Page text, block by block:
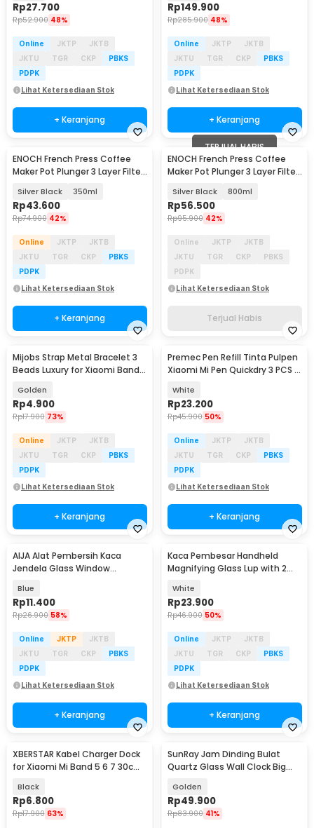
Rp27.700
Rp52.900 48%
Online JKTP
JKTB
JKTU
TGR CKP
PBKS
PDPK
Lihat Ketersediaan Stok
+ Keranjang
Rp149.900
Rp285.900 48%
Online JKTP
JKTB
JKTU
TGR CKP
PBKS
PDPK
Lihat Ketersediaan Stok
+ Keranjang
ENOCH French Press Coffee
Maker Pot Plunger 3 Layer Filter
Silver Black 350ml
Rp43.600
Rp74.900 42%
Online JKTP
JKTB
JKTU
TGR CKP
PBKS
PDPK
Lihat Ketersediaan Stok
+ Keranjang
TERJUAL HABIS
ENOCH French Press Coffee
Maker Pot Plunger 3 Layer Filter
Silver Black 800ml
Rp56.500
Rp95.900 42%
Online JKTP
JKTB
JKTU
TGR CKP
PBKS
PDPK
Lihat Ketersediaan Stok
Terjual Habis
Mijobs Strap Metal Bracelet 3
Beads Luxury for Xiaomi Band 8
Golden
Rp4.900
Rp17.900 73%
Online JKTP
JKTB
JKTU
TGR CKP
PBKS
PDPK
Lihat Ketersediaan Stok
+ Keranjang
Premec Pen Refill Tinta Pulpen
Xiaomi Mi Pen Quickdry 3 PCS -
White
Rp23.200
Rp45.900 50%
Online JKTP
JKTB
JKTU
TGR CKP
PBKS
PDPK
Lihat Ketersediaan Stok
+ Keranjang
AIJA Alat Pembersih Kaca
Jendela Glass Window
Blue
Rp11.400
Rp26.900 58%
Online JKTP
JKTB
JKTU
TGR CKP
PBKS
PDPK
Lihat Ketersediaan Stok
+ Keranjang
Kaca Pembesar Handheld
Magnifying Glass Lup with 2
White
Rp23.900
Rp46.900 50%
Online JKTP
JKTB
JKTU
TGR CKP
PBKS
PDPK
Lihat Ketersediaan Stok
+ Keranjang
XBERSTAR Kabel Charger Dock
for Xiaomi Mi Band 5 6 7 30cm
Black
Rp6.800
Rp17.900 63%
SunRay Jam Dinding Bulat
Quartz Glass Wall Clock Big
Golden
Rp49.900
Rp83.900 41%